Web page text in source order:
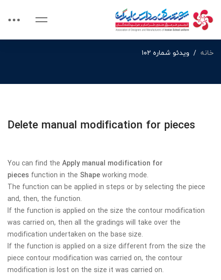
خانه ویدئو شماره ۱۰۲
Delete manual modification for pieces
You can find the Apply manual modification for
pieces function in the Shape working mode.
The function can be applied in steps or by selecting the piece
and, then, the function.
If the function is applied on the size the contour modification
was carried on, then all the gradings will take over the
modification undertaken on the base size.
If the function is applied on a size different from the size the
piece contour modification was carried on, the contour
modification is lost on the size it was carried on.